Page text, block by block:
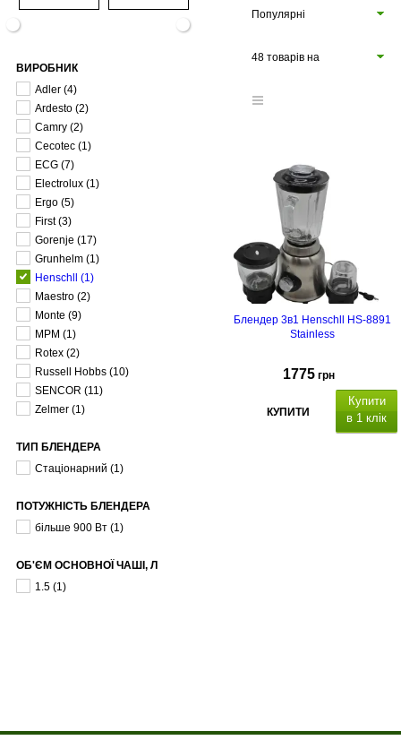
ВИРОБНИК
Adler (4)
Ardesto (2)
Camry (2)
Cecotec (1)
ECG (7)
Electrolux (1)
Ergo (5)
First (3)
Gorenje (17)
Grunhelm (1)
Henschll
(1)
Maestro (2)
Monte (9)
MPM (1)
Rotex (2)
Russell Hobbs (10)
SENCOR (11)
Zelmer (1)
ТИП БЛЕНДЕРА
Стаціонарний (1)
ПОТУЖНІСТЬ БЛЕНДЕРА
більше 900 Вт (1)
ОБ'ЄМ ОСНОВНОЇ ЧАШІ, Л
1.5 (1)
Популярні
48 товарів на
Блендер 3в1 Henschll HS-8891
Stainless
1775 грн
КУПИТИ
Купити
в 1 клік